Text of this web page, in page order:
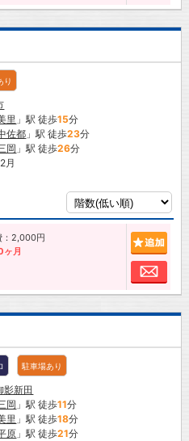
り
里 」駅 徒歩15分
佐都 」駅 徒歩23分
岡 」駅 徒歩26分
月
：2,000円
月
お
駐車場あり
影新田
岡 」駅 徒歩11分
里 」駅 徒歩18分
原 」駅 徒歩21分